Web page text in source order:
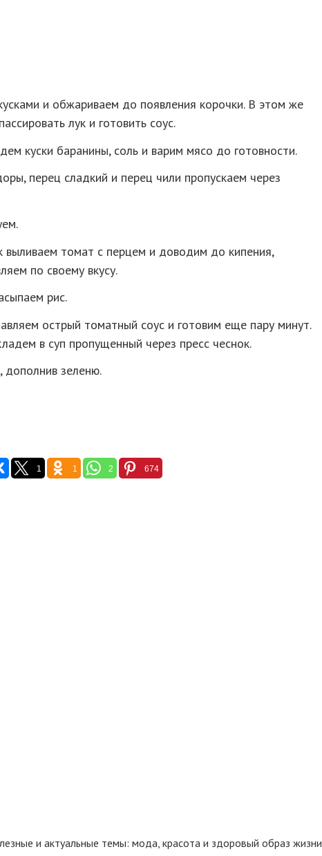
и обжариваем до появления корочки. В этом же
лук и готовить соус.
куски баранины, соль и варим мясо до готовности.
перец сладкий и перец чили пропускаем через
выливаем томат с перцем и доводим до кипения,
по своему вкусу.
рис.
острый томатный соус и готовим еще пару минут.
в суп пропущенный через пресс чеснок.
дополнив зеленю.
1 1 2 674
и актуальные темы: мода, красота и здоровый образ жизни,